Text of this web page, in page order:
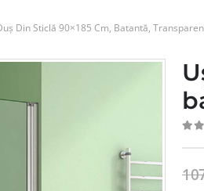
Din Sticlă 90×185 Cm, Batantă,